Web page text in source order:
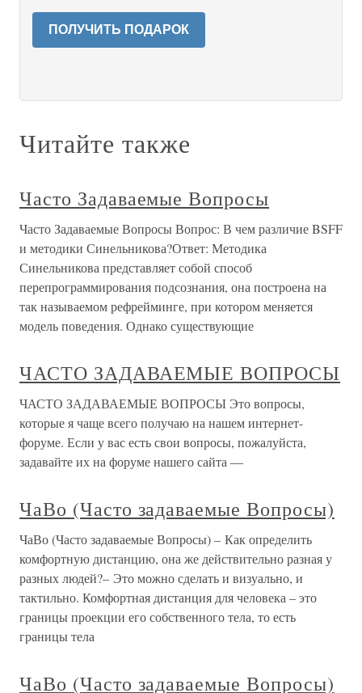
ПОЛУЧИТЬ ПОДАРОК
Читайте также
Часто Задаваемые Вопросы
Часто Задаваемые Вопросы Вопрос: В чем различие BSFF
и методики Синельникова?Ответ: Методика
Синельникова представляет собой способ
перепрограммирования подсознания, она построена на
так называемом рефрейминге, при котором меняется
модель поведения. Однако существующие
ЧАСТО ЗАДАВАЕМЫЕ ВОПРОСЫ
ЧАСТО ЗАДАВАЕМЫЕ ВОПРОСЫ Это вопросы,
которые я чаще всего получаю на нашем интернет-
форуме. Если у вас есть свои вопросы, пожалуйста,
задавайте их на форуме нашего сайта —
ЧаВо (Часто задаваемые Вопросы)
ЧаВо (Часто задаваемые Вопросы) – Как определить
комфортную дистанцию, она же действительно разная у
разных людей?– Это можно сделать и визуально, и
тактильно. Комфортная дистанция для человека – это
границы проекции его собственного тела, то есть
границы тела
ЧаВо (Часто задаваемые Вопросы)